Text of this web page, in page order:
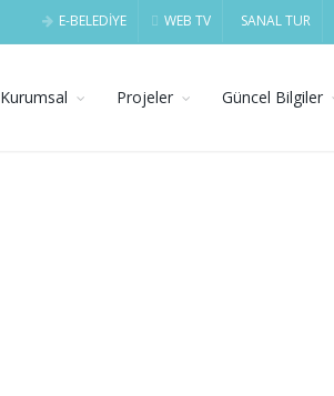
E-BELEDİYE WEB TV SANAL TUR
Kurumsal Projeler Güncel Bilgiler